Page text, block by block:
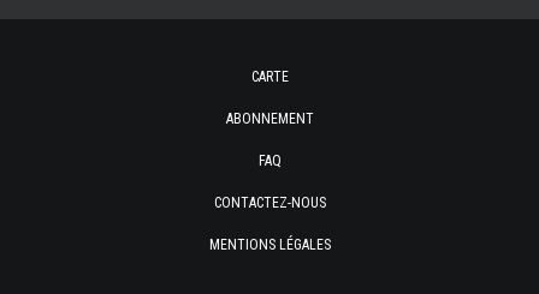
CARTE
ABONNEMENT
FAQ
CONTACTEZ-NOUS
MENTIONS LÉGALES